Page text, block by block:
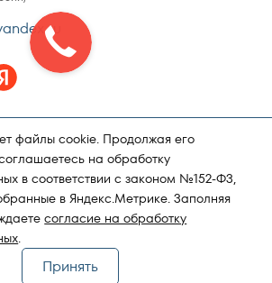
Поддержка и продвижение сайта
Политика конфиденциальности
файлы cookie. Продолжая его
на обработку
в соответствии с законом №152-ФЗ,
в Яндекс.Метрике. Заполняя
согласие на обработку
.
Принять